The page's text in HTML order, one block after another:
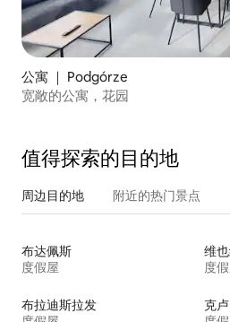
公寓 ｜ Podgórze
宽敞的公寓，花园
值得探索的目的地
周边目的地 附近的热门景点
布达佩斯
度假屋
维
度
布拉迪斯拉发
克